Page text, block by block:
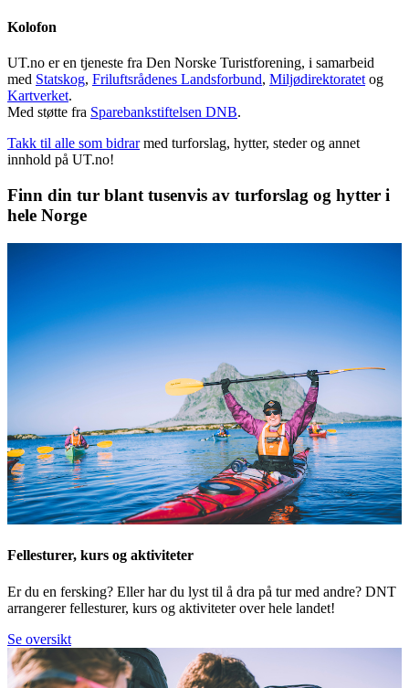
Kolofon
UT.no er en tjeneste fra Den Norske Turistforening, i samarbeid
med Statskog, Friluftsrådenes Landsforbund, Miljødirektoratet og
Kartverket.
Med støtte fra Sparebankstiftelsen DNB.
Takk til alle som bidrar med turforslag, hytter, steder og annet
innhold på UT.no!
Finn din tur blant tusenvis av turforslag og hytter i
hele Norge
Fellesturer, kurs og aktiviteter
Er du en fersking? Eller har du lyst til å dra på tur med andre? DNT
arrangerer fellesturer, kurs og aktiviteter over hele landet!
Se oversikt